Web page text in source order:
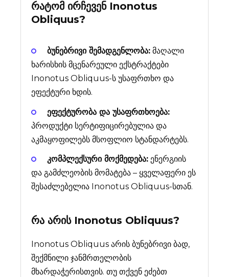
რატომ ირჩევენ Inonotus
Obliquus?
ბუნებრივი შემადგენლობა: მაღალი
ხარისხის მცენარეული ექსტრაქტები
Inonotus Obliquus-ს უსაფრთხო და
ეფექტური ხდის.
ეფექტურობა და უსაფრთხოება:
პროდუქტი სერტიფიცირებულია და
აკმაყოფილებს მსოფლიო სტანდარტებს.
კომპლექსური მოქმედება: ენერგიის
და გამძლეობის მომატება – ყველაფერი ეს
შესაძლებელია Inonotus Obliquus-სთან.
რა არის Inonotus Obliquus?
Inonotus Obliquus არის ბუნებრივი ბად,
შექმნილი ჯანმრთელობის
მხარდაჭერისთვის. თუ თქვენ ეძებთ